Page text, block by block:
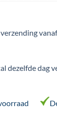
dezelfde dag